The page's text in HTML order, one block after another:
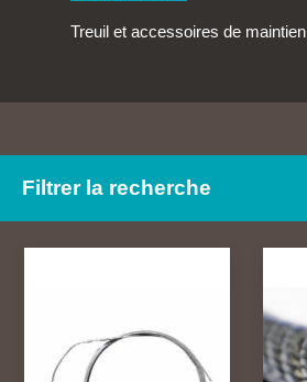
Treuil et accessoires de maintien
Filtrer la recherche